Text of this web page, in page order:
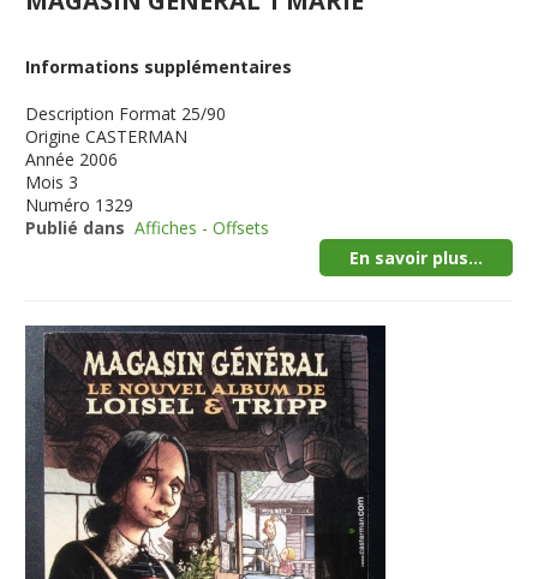
Informations supplémentaires
Description Format 25/90
Origine CASTERMAN
Année 2006
Mois 3
Numéro 1329
Publié dans Affiches - Offsets
En savoir plus...